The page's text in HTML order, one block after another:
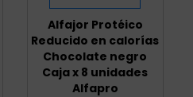
Alfajor Protéico
Reducido en calorías
Chocolate negro
Caja x 8 unidades
Alfapro